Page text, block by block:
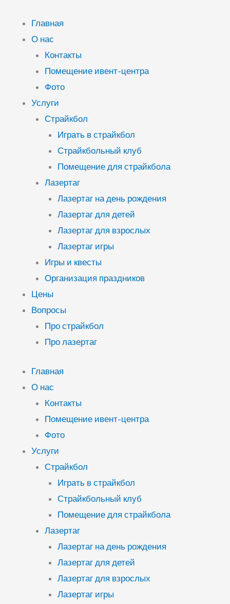
содержимому
Главная
О нас
Контакты
Помещение ивент-центра
Фото
Услуги
Страйкбол
Играть в страйкбол
Страйкбольный клуб
Помещение для страйкбола
Лазертаг
Лазертаг на день рождения
Лазертаг для детей
Лазертаг для взрослых
Лазертаг игры
Игры и квесты
Организация праздников
Цены
Вопросы
Про страйкбол
Про лазертаг
Главная
О нас
Контакты
Помещение ивент-центра
Фото
Услуги
Страйкбол
Играть в страйкбол
Страйкбольный клуб
Помещение для страйкбола
Лазертаг
Лазертаг на день рождения
Лазертаг для детей
Лазертаг для взрослых
Лазертаг игры